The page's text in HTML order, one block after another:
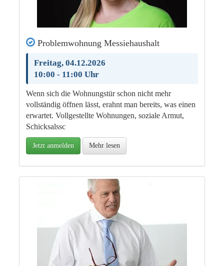
Problemwohnung Messiehaushalt
Freitag, 04.12.2026
10:00 - 11:00 Uhr
Wenn sich die Wohnungstür schon nicht mehr
vollständig öffnen lässt, erahnt man bereits, was einen
erwartet. Vollgestellte Wohnungen, soziale Armut,
Schicksalssc
Jetzt anmelden Mehr lesen